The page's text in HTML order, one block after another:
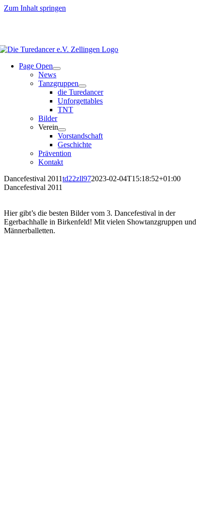
Zum Inhalt springen
Page Open
News
Tanzgruppen
die Turedancer
Unforgettables
TNT
Bilder
Verein
Vorstandschaft
Geschichte
Prävention
Kontakt
Dancefestival 2011td22zll972023-02-04T15:18:52+01:00
Dancefestival 2011
Hier gibt’s die besten Bilder vom 3. Dancefestival in der
Egerbachhalle in Birkenfeld! Mit vielen Showtanzgruppen und
Männerballetten.